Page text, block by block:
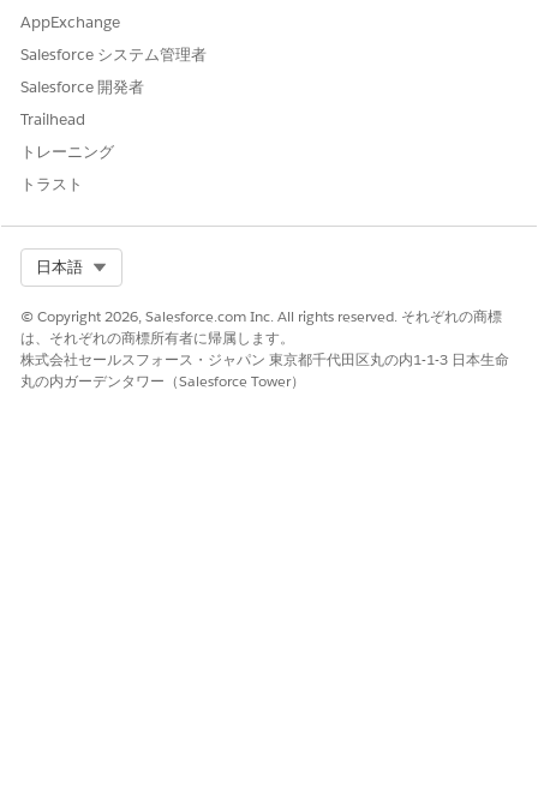
AppExchange
Salesforce システム管理者
Salesforce 開発者
Trailhead
トレーニング
トラスト
日本語
© Copyright 2026, Salesforce.com Inc. All rights reserved. それぞれの商標
は、それぞれの商標所有者に帰属します。
株式会社セールスフォース・ジャパン 東京都千代田区丸の内1-1-3 日本生命
丸の内ガーデンタワー（Salesforce Tower）